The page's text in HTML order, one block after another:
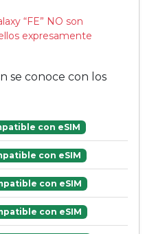
“FE” NO son
expresamente
se conoce con los
con eSIM
con eSIM
con eSIM
con eSIM